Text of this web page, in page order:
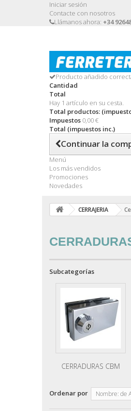
Iniciar sesión
Contacte con nosotros
Llámanos ahora: +34
Producto añadido
Cantidad
Total
Hay 1 artículo en su cesta.
Total productos:
Impuestos 0,00 €
Total (impuestos inc.)
Continuar la
Menú
Los más vendidos
Promociones
Novedades
CERRAJERIA
Subcategorías
CERRADURAS CBM
Ordenar por Nombre: de